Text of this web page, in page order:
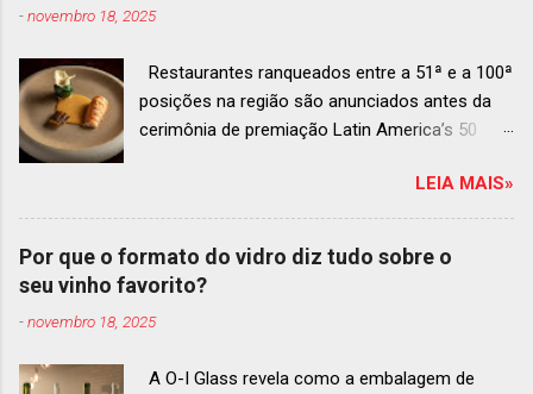
-novembro 18, 2025
Restaurantes ranqueados entre a 51ª e a 100ª
posições na região são anunciados antes da
cerimônia de premiação Latin America’s 50
de dezembro em Antígua, Guatemala
Prato do Origem, o brasileiro mais
bem ranqueado na lista estendida O Latin
America’s 50 Best Restaurants anunciou hoje a
ranqueados nas posições No.51 a No.100,em
diversificado da gastronomia de toda a região.
LEIA MAIS»
Por que o formato do vidro diz tudo sobre o
seu vinho favorito?
-novembro 18, 2025
A O-I Glass revela como a embalagem de